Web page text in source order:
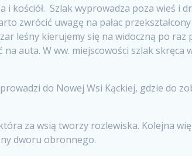
kościół. Szlak wyprowadza poza wieś i
zwrócić uwagę na pałac
leśny kierujemy się na widoczną po
auta. W ww. miejscowości szlak
do Nowej Wsi Kąckiej, gdzie do
za wsią tworzy rozlewiska. Kolejna
dworu obronnego.